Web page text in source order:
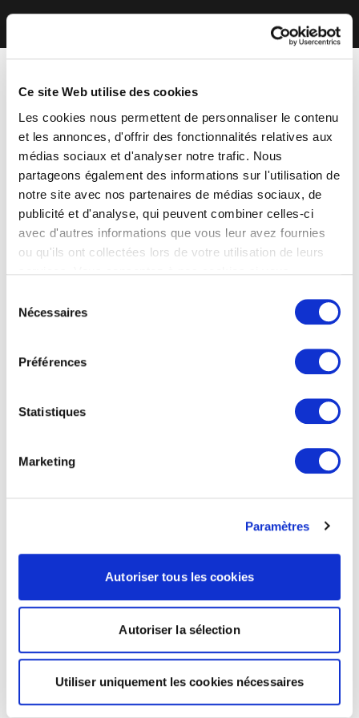
Ce site Web utilise des cookies
Les cookies nous permettent de personnaliser le contenu
et les annonces, d'offrir des fonctionnalités relatives aux
médias sociaux et d'analyser notre trafic. Nous
partageons également des informations sur l'utilisation de
notre site avec nos partenaires de médias sociaux, de
publicité et d'analyse, qui peuvent combiner celles-ci
avec d'autres informations que vous leur avez fournies
ou qu'ils ont collectées lors de votre utilisation de leurs
Nécessaires
Préférences
Statistiques
Marketing
Paramètres
Autoriser tous les cookies
Autoriser la sélection
Utiliser uniquement les cookies nécessaires